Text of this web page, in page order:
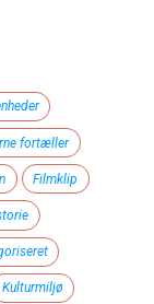
fortæller
Filmklip
Kulturmiljø